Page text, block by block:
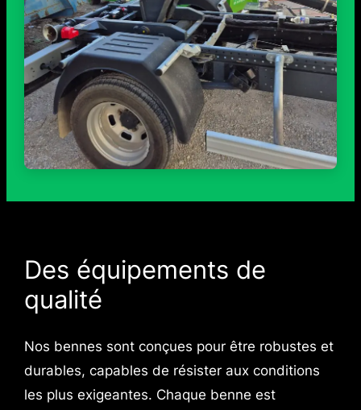
Des équipements de
qualité
Nos bennes sont conçues pour être robustes et
durables, capables de résister aux conditions
les plus exigeantes. Chaque benne est